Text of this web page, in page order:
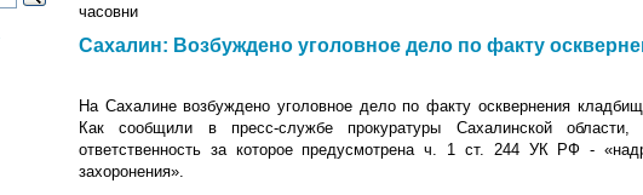
часовни
Сахалин: Возбуждено уголовное дело по факту
На Сахалине возбуждено уголовное дело по факту осквернения
Как сообщили в пресс-службе прокуратуры Сахалинской
ответственность за которое предусмотрена ч. 1 ст. 244 УК РФ -
захоронения».